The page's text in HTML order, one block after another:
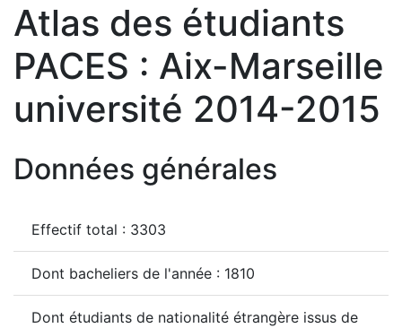
Atlas des étudiants
PACES : Aix-Marseille
université 2014-2015
Données générales
Effectif total : 3303
Dont bacheliers de l'année : 1810
Dont étudiants de nationalité étrangère issus de